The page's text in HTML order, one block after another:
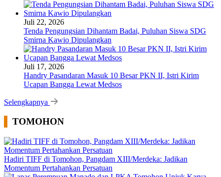
Juli 22, 2026
Tenda Pengungsian Dihantam Badai, Puluhan Siswa SDG
Smirna Kawio Dipulangkan
Juli 17, 2026
Handry Pasandaran Masuk 10 Besar PKN II, Istri Kirim
Ucapan Bangga Lewat Medsos
Selengkapnya
TOMOHON
Hadiri TIFF di Tomohon, Pangdam XIII/Merdeka: Jadikan
Momentum Pertahankan Persatuan